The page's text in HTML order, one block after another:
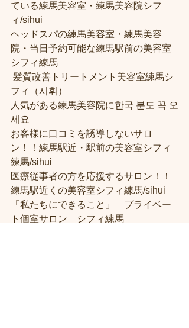
ている練馬美容室・練馬美容院シフ
ィ/sihui
ヘッドスパの練馬美容室・練馬美容
院・当日予約可能な練馬駅前の美容室
シフィ練馬
フィ（시휘）
人気がある練馬美容院に한국 분도 꼭 오
세요
お客様に口コミを誘導しないサロ
ン！！練馬駅近・駅前の美容室シフィ
練馬/sihui
医療従事者の方を応援するサロン！！
練馬駅近くの美容室シフィ練馬/sihui
「私たちにできること」　プライベー
ト個室サロン　シフィ練馬